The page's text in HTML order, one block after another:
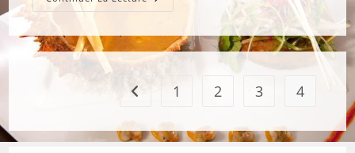
DE
FOIE
PRIMEURS,
VIANDE
A
L’ESTRAGON
Go to the previous page
1 2 3 4